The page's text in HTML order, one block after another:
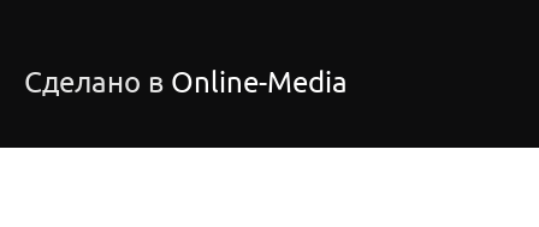
Сделано в Online-Media